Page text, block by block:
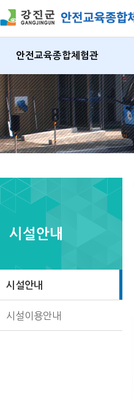
안전교육종합체험관
시설안내
시설안내
시설이용안내